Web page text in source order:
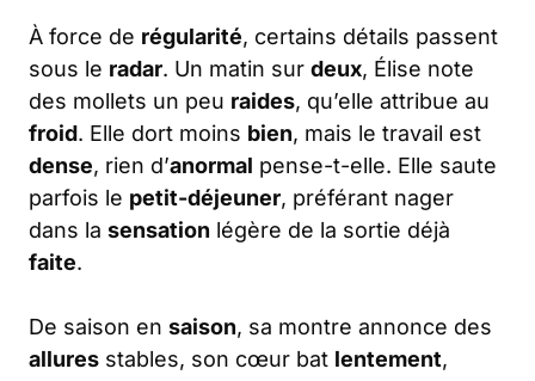
À force de régularité, certains détails passent
sous le radar. Un matin sur deux, Élise note
des mollets un peu raides, qu’elle attribue au
froid. Elle dort moins bien, mais le travail est
dense, rien d’anormal pense-t-elle. Elle saute
parfois le petit-déjeuner, préférant nager
dans la sensation légère de la sortie déjà
faite.
De saison en saison, sa montre annonce des
allures stables, son cœur bat lentement,